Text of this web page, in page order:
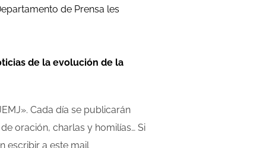
de Prensa les
de la evolución de la
Cada día se publicarán
oración, charlas y homilías… Si
escribir a este mail